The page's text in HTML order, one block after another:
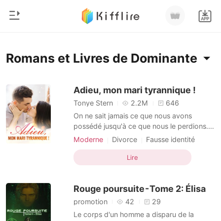
Historique
Déconnexion
Télécharger l'appli
Accueil
Moderne
Loup-garou
Nouvelle
Classement
Romans et Livres de Dominante
Adieu, mon mari tyrannique !
Tonye Stern 2.2M
646
On ne sait jamais ce que nous avons
possédé jusqu'à ce que nous le perdions.
C'était le cas pour Samuel qui méprisait sa
donnait tout à Samuel. Mais que faisait-il? Il
la traitait comme un chiffon inutile. À ses
Moderne Divorce
Fausse identité
Ex-femme
PDG
Arrogant
Dominante
Douceur
Lire
Rouge poursuite - Tome 2: Élisa
promotion 42
29
Le corps d'un homme a disparu de la